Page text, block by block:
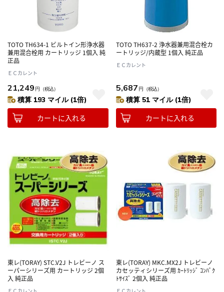
TOTO TH634-1 ビルトイン形浄水器
兼用混合栓用 カートリッジ 1個入 純
正品
ＥＣカレント
21,249 円 （税込）
積算 193 マイル (1倍)
カートに入れる
TOTO TH637-2 浄水器兼用混合栓カ
ートリッジ/内蔵型 1個入 純正品
ＥＣカレント
5,687 円 （税込）
積算 51 マイル (1倍)
カートに入れる
東レ(TORAY) STC.V2J トレビーノ ス
ーパーシリーズ用 カートリッジ 2個
入 純正品
東レ(TORAY) MKC.MX2J トレビーノ
カセッティシリーズ用 ｶｰﾄﾘｯｼﾞ ｺﾝﾊﾟｸ
ﾄｻｲｽﾞ 2個入 純正品